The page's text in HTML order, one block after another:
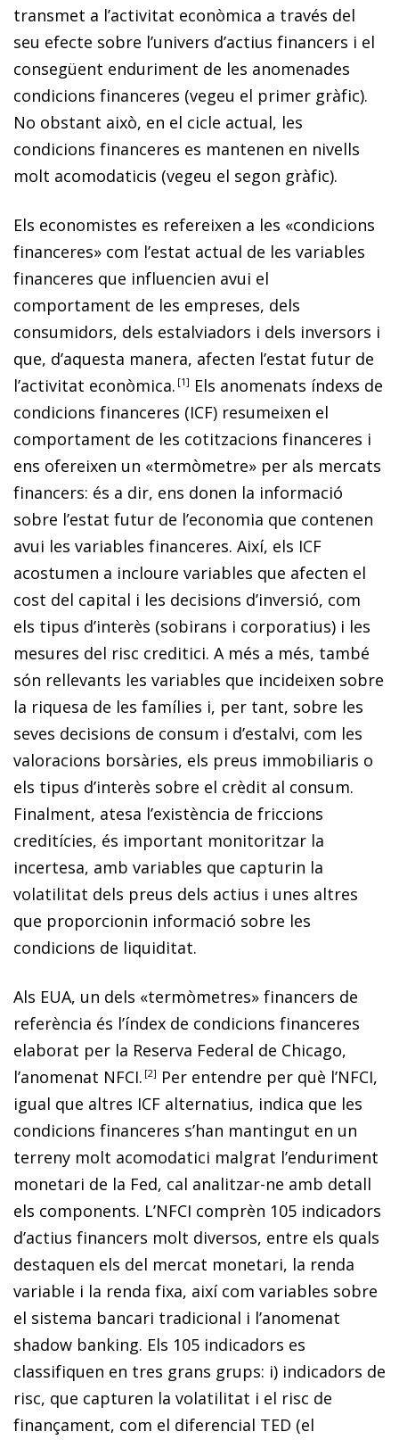
transmet a l’activitat econòmica a través del
seu efecte sobre l’univers d’actius financers i el
consegüent enduriment de les anomenades
condicions financeres (vegeu el primer gràfic).
No obstant això, en el cicle actual, les
condicions financeres es mantenen en nivells
molt acomodaticis (vegeu el segon gràfic).
Els economistes es refereixen a les «condicions
financeres» com l’estat actual de les variables
financeres que in­­fluencien avui el
comportament de les empreses, dels
consumidors, dels estalviadors i dels inversors i
que, d’a­­ques­­ta manera, afecten l’estat futur de
l’activitat econòmica. 1
Els anomenats índexs de
condicions financeres (ICF) resumeixen el
comportament de les cotitzacions fi­­nanceres i
ens ofereixen un «termòmetre» per als mercats
financers: és a dir, ens donen la informació
sobre l’estat futur de l’economia que contenen
avui les variables financeres. Així, els ICF
acostumen a incloure variables que afecten el
cost del capital i les decisions d’inversió, com
els tipus d’interès (sobirans i corporatius) i les
mesures del risc creditici. A més a més, també
són rellevants les variables que incideixen sobre
la riquesa de les famílies i, per tant, sobre les
seves decisions de consum i d’estalvi, com les
valoracions borsàries, els preus immobiliaris o
els tipus d’interès sobre el crèdit al consum.
Finalment, atesa l’existència de friccions
creditícies, és important monitoritzar la
incertesa, amb variables que capturin la
volatilitat dels preus dels actius i unes altres
que proporcionin informació sobre les
condicions de liquiditat.
Als EUA, un dels «termòmetres» financers de
referència és l’índex de condicions financeres
elaborat per la Reserva Federal de Chicago,
l’anomenat NFCI. 2
Per entendre per què l’NFCI,
igual que altres ICF alternatius, indica que les
condicions financeres s’han mantingut en un
terreny molt acomodatici malgrat l’enduriment
monetari de la Fed, cal analitzar-ne amb detall
els components. L’NFCI comprèn 105 indicadors
d’actius financers molt diversos, entre els quals
destaquen els del mercat monetari, la renda
variable i la renda fixa, així com variables sobre
el sistema bancari tradicional i l’anomenat
shadow banking. Els 105 indicadors es
classifiquen en tres grans grups: i) indicadors de
risc, que capturen la volatilitat i el risc de
finançament, com el diferencial TED (el